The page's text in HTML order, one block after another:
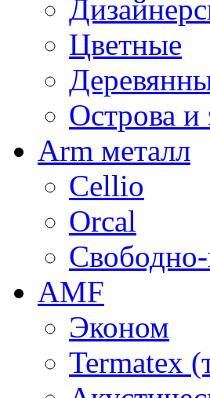
Цветные
Острова и
Arm металл
Cellio
Orcal
AMF
Эконом
Termatex